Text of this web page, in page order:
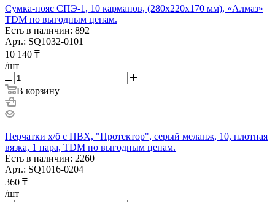
Сумка-пояс СПЭ-1, 10 карманов, (280х220х170 мм), «Алмаз»
TDM по выгодным ценам.
Есть в наличии: 892
Арт.: SQ1032-0101
10 140 ₸
/шт
В корзину
Перчатки х/б с ПВХ, "Протектор", серый меланж, 10, плотная
вязка, 1 пара, TDM по выгодным ценам.
Есть в наличии: 2260
Арт.: SQ1016-0204
360 ₸
/шт